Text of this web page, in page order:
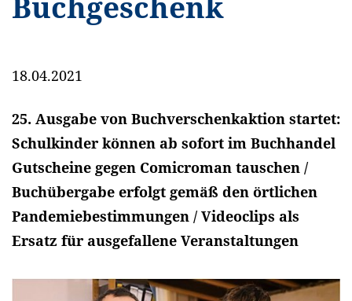
18.04.2021
25. Ausgabe von Buchverschenkaktion startet:
Schulkinder können ab sofort im Buchhandel
Gutscheine gegen Comicroman tauschen /
Buchübergabe erfolgt gemäß den örtlichen
Pandemiebestimmungen / Videoclips als
Ersatz für ausgefallene Veranstaltungen